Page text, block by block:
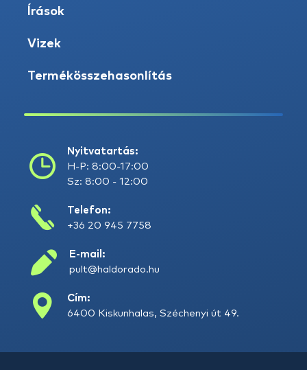
Írások
Vizek
Termékösszehasonlítás
Nyitvatartás:
H-P: 8:00-17:00
Sz: 8:00 - 12:00
Telefon:
+36 20 945 7758
E-mail:
pult@haldorado.hu
Cím:
6400 Kiskunhalas, Széchenyi út 49.